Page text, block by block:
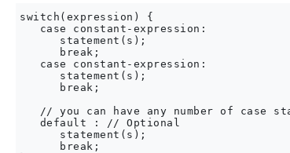
switch(expression) {
   case constant-expression:
      statement(s);
      break;
   case constant-expression:
      statement(s);
      break;
// you can have any number of case
   default : // Optional
      statement(s);
      break;